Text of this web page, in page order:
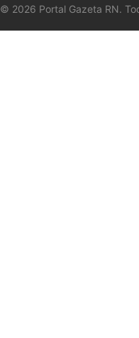
© 2026 Portal Gazeta RN.